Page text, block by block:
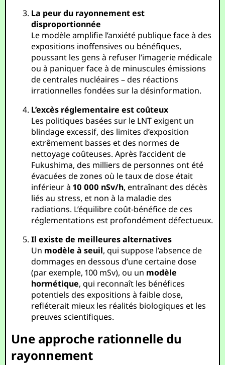
La peur du rayonnement est
disproportionnée
Le modèle amplifie l’anxiété publique face à des
expositions inoffensives ou bénéfiques,
poussant les gens à refuser l’imagerie médicale
ou à paniquer face à de minuscules émissions
de centrales nucléaires – des réactions
irrationnelles fondées sur la désinformation.
L’excès réglementaire est coûteux
Les politiques basées sur le LNT exigent un
blindage excessif, des limites d’exposition
extrêmement basses et des normes de
nettoyage coûteuses. Après l’accident de
Fukushima, des milliers de personnes ont été
évacuées de zones où le taux de dose était
inférieur à10 000 nSv/h, entraînant des décès
liés au stress, et non à la maladie des
radiations. L’équilibre coût-bénéfice de ces
réglementations est profondément défectueux.
Il existe de meilleures alternatives
Un modèle à seuil, qui suppose l’absence de
dommages en dessous d’une certaine dose
(par exemple, 100 mSv), ou un modèle
hormétique, qui reconnaît les bénéfices
potentiels des expositions à faible dose,
refléterait mieux les réalités biologiques et les
preuves scientifiques.
Une approche rationnelle du
rayonnement